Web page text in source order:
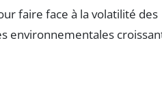
faire face à la volatilité des
environnementales